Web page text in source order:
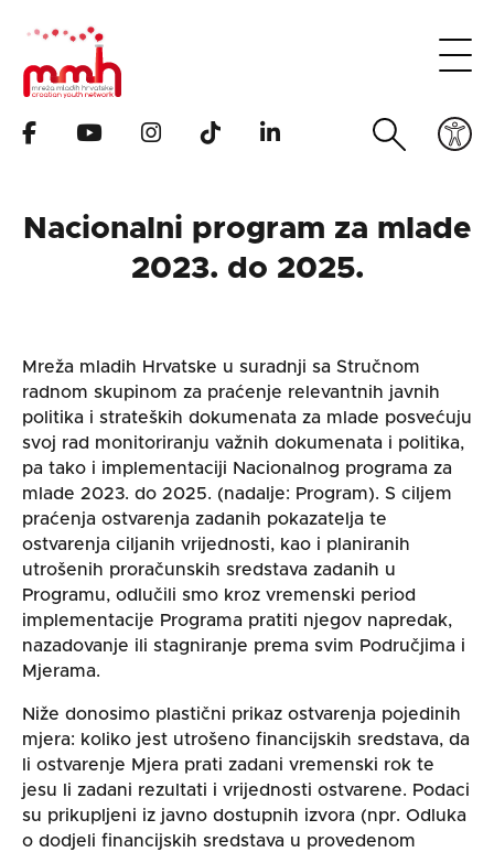
Nacionalni program za mlade
2023. do 2025.
Mreža mladih Hrvatske u suradnji sa Stručnom
radnom skupinom za praćenje relevantnih javnih
politika i strateških dokumenata za mlade posvećuju
svoj rad monitoriranju važnih dokumenata i politika,
pa tako i implementaciji Nacionalnog programa za
mlade 2023. do 2025. (nadalje: Program). S ciljem
praćenja ostvarenja zadanih pokazatelja te
ostvarenja ciljanih vrijednosti, kao i planiranih
utrošenih proračunskih sredstava zadanih u
Programu, odlučili smo kroz vremenski period
implementacije Programa pratiti njegov napredak,
nazadovanje ili stagniranje prema svim Područjima i
Mjerama.
Niže donosimo plastični prikaz ostvarenja pojedinih
mjera: koliko jest utrošeno financijskih sredstava, da
li ostvarenje Mjera prati zadani vremenski rok te
jesu li zadani rezultati i vrijednosti ostvarene. Podaci
su prikupljeni iz javno dostupnih izvora (npr. Odluka
o dodjeli financijskih sredstava u provedenom